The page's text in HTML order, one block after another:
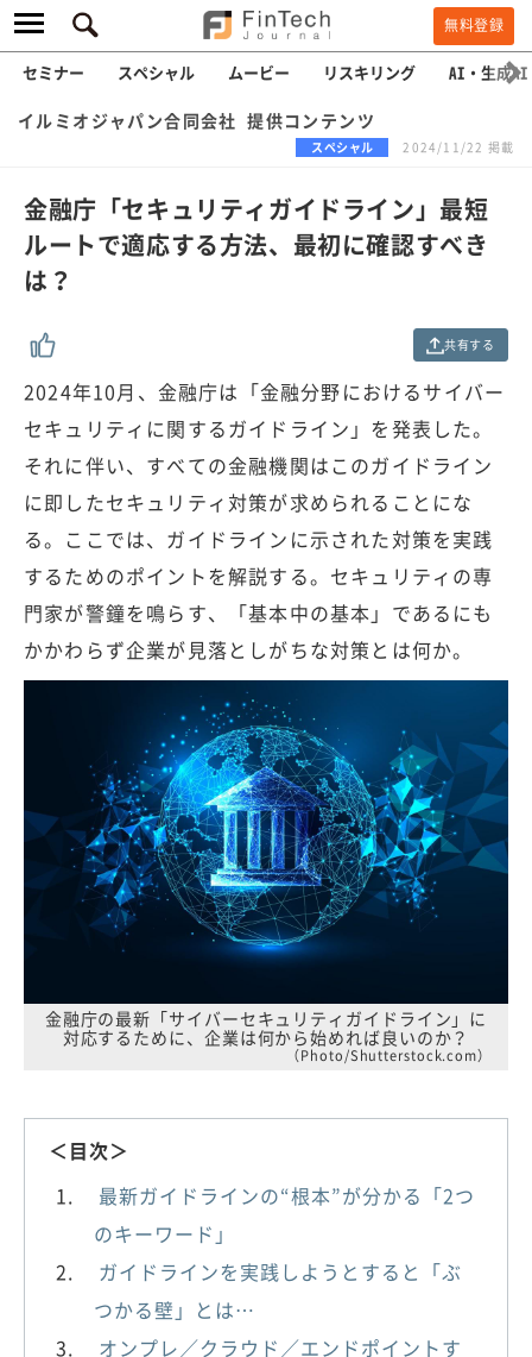
無料登録
セミナー スペシャル ムービー リスキリング AI・生成AI
イルミオジャパン合同会社 提供コンテンツ
スペシャル 2024/11/22 掲載
金融庁「セキュリティガイドライン」最短
ルートで適応する方法、最初に確認すべき
は？
共有する
2024年10月、金融庁は「金融分野におけるサイバー
セキュリティに関するガイドライン」を発表した。
それに伴い、すべての金融機関はこのガイドライン
に即したセキュリティ対策が求められることにな
る。ここでは、ガイドラインに示された対策を実践
するためのポイントを解説する。セキュリティの専
門家が警鐘を鳴らす、「基本中の基本」であるにも
かかわらず企業が見落としがちな対策とは何か。
金融庁の最新「サイバーセキュリティガイドライン」に
対応するために、企業は何から始めれば良いのか？
（Photo/Shutterstock.com）
＜目次＞
最新ガイドラインの“根本”が分かる「2つ
のキーワード」
ガイドラインを実践しようとすると「ぶ
つかる壁」とは…
オンプレ／クラウド／エンドポイントす